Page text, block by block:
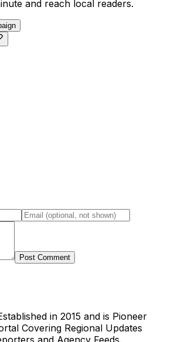
and reach local readers.
Post Comment
in 2015 and is Pioneer
Covering Regional Updates